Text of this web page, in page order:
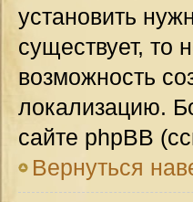
установить
существует, то
возможность
локализацию.
сайте phpBB
Вернуться